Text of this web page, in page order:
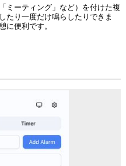
ミーティング」など）を付けた複
たり一度だけ鳴らしたりできま
便利です。